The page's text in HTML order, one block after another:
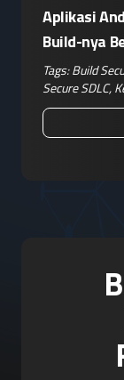
Aplikasi
Build-nya
Tags:Build
Secure SDLC,